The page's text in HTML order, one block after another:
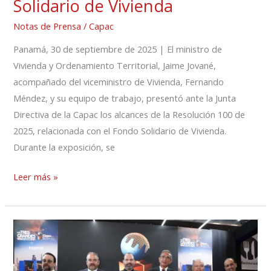
Solidario de Vivienda
Notas de Prensa /Capac
Panamá, 30 de septiembre de 2025 | El ministro de
Vivienda y Ordenamiento Territorial, Jaime Jované,
acompañado del viceministro de Vivienda, Fernando
Méndez, y su equipo de trabajo, presentó ante la Junta
Directiva de la Capac los alcances de la Resolución 100 de
2025, relacionada con el Fondo Solidario de Vivienda.
Durante la exposición, se
Leer más »
Capac
Expo
Hábitat